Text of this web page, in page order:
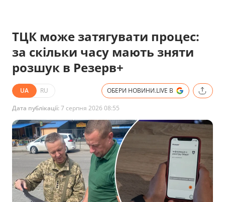
ТЦК може затягувати процес:
за скільки часу мають зняти
розшук в Резерв+
UA RU ОБЕРИ НОВИНИ.LIVE В
Дата публікації:7 серпня 2026 08:55